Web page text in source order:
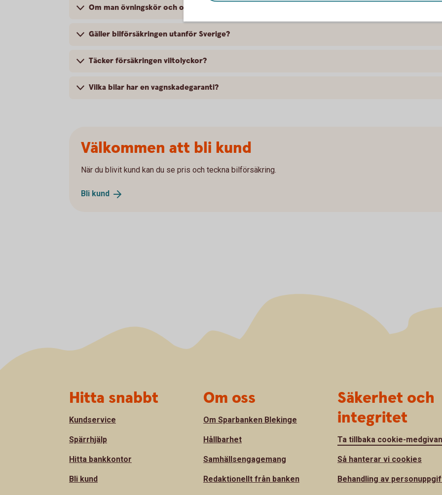
Om man övningskör och olyckan är framme, täcker bilförsäkringen då?
Gäller bilförsäkringen utanför Sverige?
Täcker försäkringen viltolyckor?
Vilka bilar har en vagnskadegaranti?
Välkommen att bli kund
När du blivit kund kan du se pris och teckna bilförsäkring.
Bli kund
Hitta snabbt
Kundservice
Spärrhjälp
Hitta bankkontor
Bli kund
Om oss
Om Sparbanken Blekinge
Hållbarhet
Samhällsengagemang
Redaktionellt från banken
Säkerhet och
integritet
Ta tillbaka cookie-
Så hanterar vi cookies
Behandling av